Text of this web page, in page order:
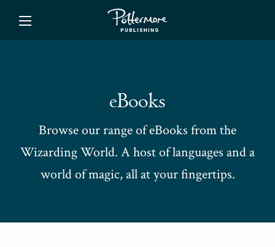
eBooks
Browse our range of eBooks from the
Wizarding World. A host of languages and a
world of magic, all at your fingertips.